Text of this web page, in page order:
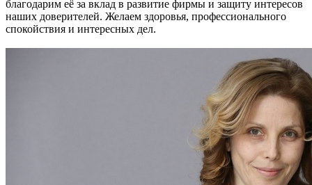
благодарим её за вклад в развитие фирмы и защиту интересов
наших доверителей. Желаем здоровья, профессионального
спокойствия и интересных дел.